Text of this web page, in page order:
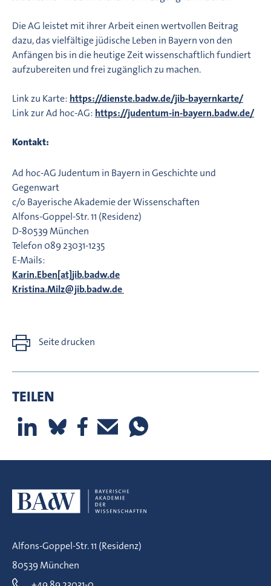
Die AG leistet mit ihrer Arbeit einen wertvollen Beitrag
dazu, das vielfältige jüdische Leben in Bayern von den
Anfängen bis in die heutige Zeit wissenschaftlich fundiert
aufzubereiten und frei zugänglich zu machen.
Link zu Karte: https://dienste.badw.de/jib-bayernkarte/
Link zur Ad hoc-AG: https://judentum-in-bayern.badw.de/
Kontakt:
Ad hoc-AG Judentum in Bayern in Geschichte und
Gegenwart
c/o Bayerische Akademie der Wissenschaften
Alfons-Goppel-Str. 11 (Residenz)
D-80539 München
Telefon 089 23031-1235
E-Mails:
Karin.Eben[at]jib.badw.de
Kristina.Milz@jib.badw.de
Seite drucken
TEILEN
Alfons-Goppel-Str. 11 (Residenz)
80539 München